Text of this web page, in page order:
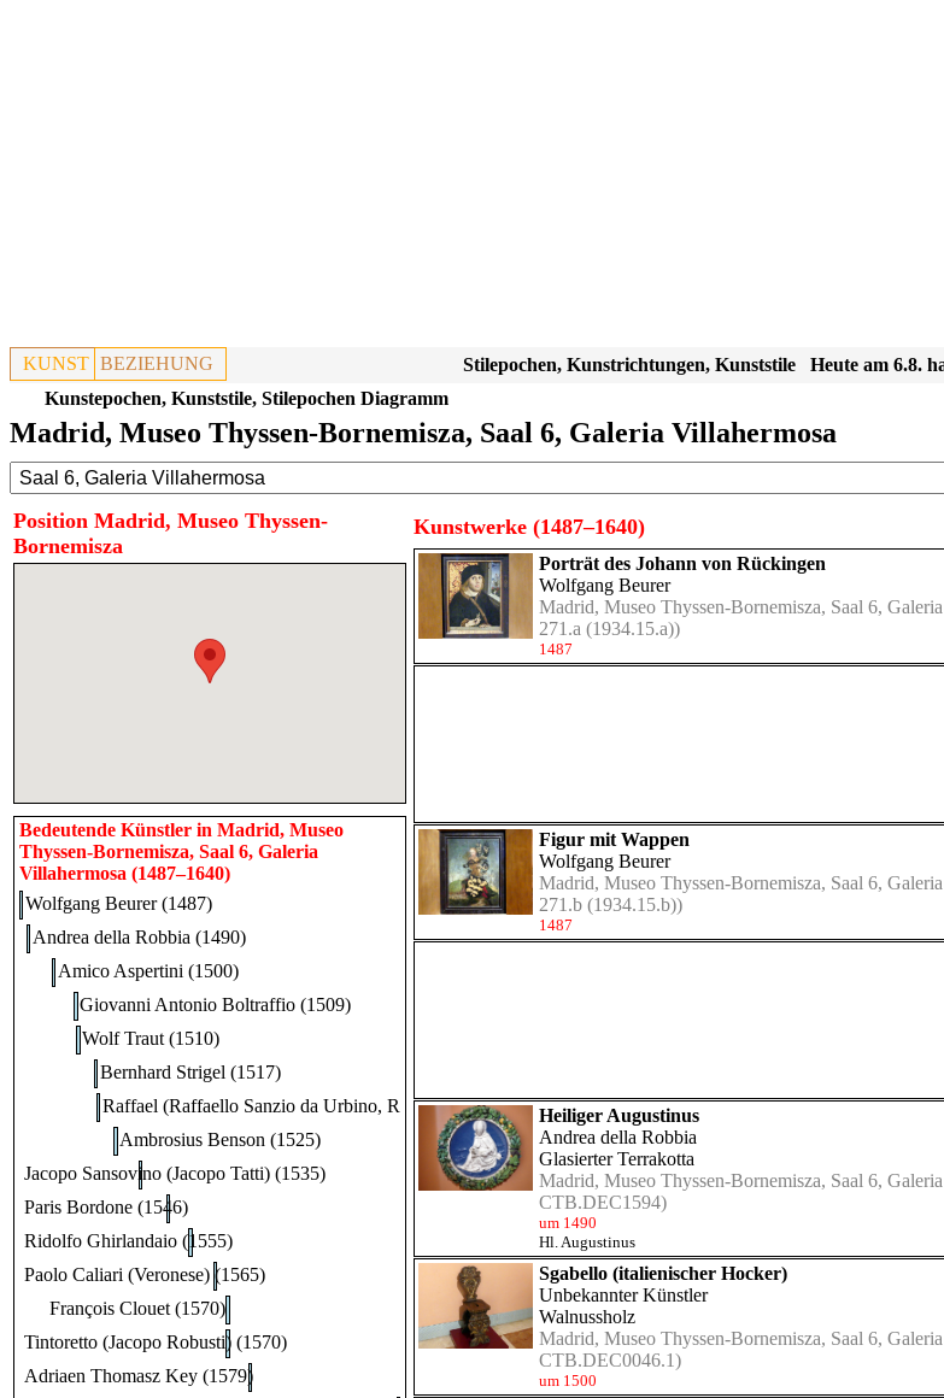
KUNST BEZIEHUNG Heute am 6.8.
Stilepochen, Kunstrichtungen, Kunststile
Kunstepochen, Kunststile, Stilepochen Diagramm
Madrid, Museo Thyssen-Bornemisza, Saal 6, Galeria Villahermosa
Position Madrid, Museo Thyssen-
Bornemisza
Bedeutende Künstler in Madrid, Museo
Thyssen-Bornemisza, Saal 6, Galeria
Villahermosa (1487–1640)
Wolfgang Beurer (1487)
Andrea della Robbia (1490)
Amico Aspertini (1500)
Giovanni Antonio Boltraffio (1509)
Wolf Traut (1510)
Bernhard Strigel (1517)
Raffael (Raffaello Sanzio da Urbino, Raffaello Santi) (1518)
Ambrosius Benson (1525)
Jacopo Sansovino (Jacopo Tatti) (1535)
Paris Bordone (1546)
Ridolfo Ghirlandaio (1555)
Paolo Caliari (Veronese) (1565)
François Clouet (1570)
Tintoretto (Jacopo Robusti) (1570)
Adriaen Thomasz Key (1579)
Kunstwerke (1487–1640)
Porträt des Johann von Rückingen
Wolfgang Beurer
Madrid, Museo Thyssen-Bornemisza, Saal 6,
271.a (1934.15.a))
1487
Figur mit Wappen
Wolfgang Beurer
Madrid, Museo Thyssen-Bornemisza, Saal 6,
271.b (1934.15.b))
1487
Heiliger Augustinus
Andrea della Robbia
Glasierter Terrakotta
Madrid, Museo Thyssen-Bornemisza, Saal 6,
CTB.DEC1594)
um 1490
Hl. Augustinus
Sgabello (italienischer Hocker)
Unbekannter Künstler
Walnussholz
Madrid, Museo Thyssen-Bornemisza, Saal 6,
CTB.DEC0046.1)
um 1500